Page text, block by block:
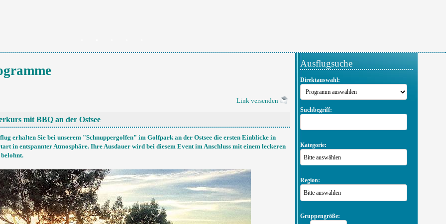
Link versenden
mit BBQ an der Ostsee
erhalten Sie bei unserem "Schnuppergolfen" im Golfpark an der Ostsee die ersten Einblicke in
in entspannter Atmosphäre. Ihre Ausdauer wird bei diesem Event im Anschluss mit einem leckeren
Ausflugsuche
Direktauswahl:
Suchbegriff:
Kategorie:
Bitte auswählen
Region:
Bitte auswählen
Gruppengröße: